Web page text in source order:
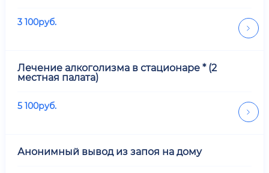
3 100руб.
Лечение алкоголизма в стационаре * (2
местная палата)
5 100руб.
Анонимный вывод из запоя на дому